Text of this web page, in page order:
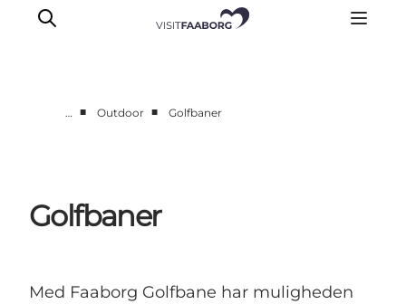
Oplevelser
Øhop
Det sker
… ■ Outdoor ■ Golfbaner
Golfbaner
Med Faaborg Golfbane har muligheden